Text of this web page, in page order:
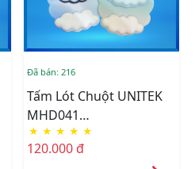
Đã bán: 216
Tấm Lót Chuột UNITEK
MHD041
(250*265*23)MM
★ ★ ★ ★ ★
120.000 đ